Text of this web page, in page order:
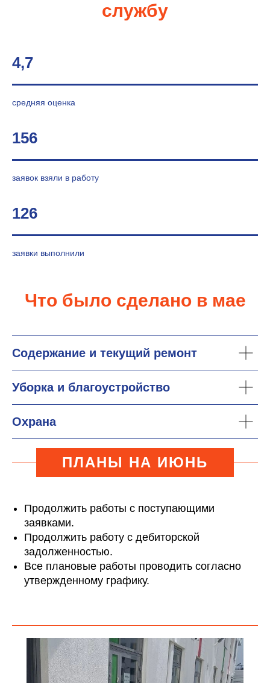
службу
4,7
средняя оценка
156
заявок взяли в работу
126
заявки выполнили
Что было сделано в мае
Содержание и текущий ремонт
Уборка и благоустройство
Охрана
ПЛАНЫ НА ИЮНЬ
Продолжить работы с поступающими
заявками.
Продолжить работу с дебиторской
задолженностью.
Все плановые работы проводить согласно
утвержденному графику.